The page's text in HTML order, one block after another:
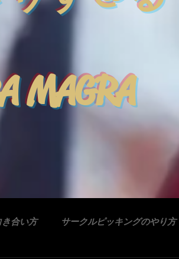
合い方 サークルピッキングのやり方
MAGRA